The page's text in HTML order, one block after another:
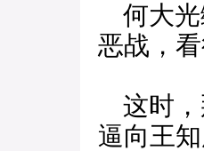
何大光
恶战，
这时，
逼向王